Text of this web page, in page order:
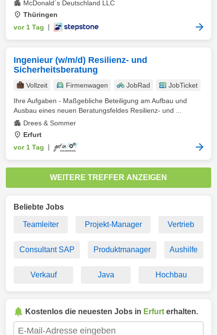
McDonald´s Deutschland LLC
Thüringen
vor 1 Tag
Ingenieur (w/m/d) Resilienz- und
Sicherheitsberatung
Vollzeit Firmenwagen JobRad
JobTicket
Ihre Aufgaben - Maßgebliche Beteiligung am Aufbau und
Ausbau eines neuen Beratungsfeldes Resilienz- und ...
Drees & Sommer
Erfurt
vor 1 Tag
WEITERE TREFFER ANZEIGEN
Beliebte Jobs
Teamleiter Projekt-Manager Vertrieb
Consultant SAP Produktmanager Aushilfe
Verkauf Java Hochbau
Kostenlos die neuesten Jobs in Erfurt erhalten.